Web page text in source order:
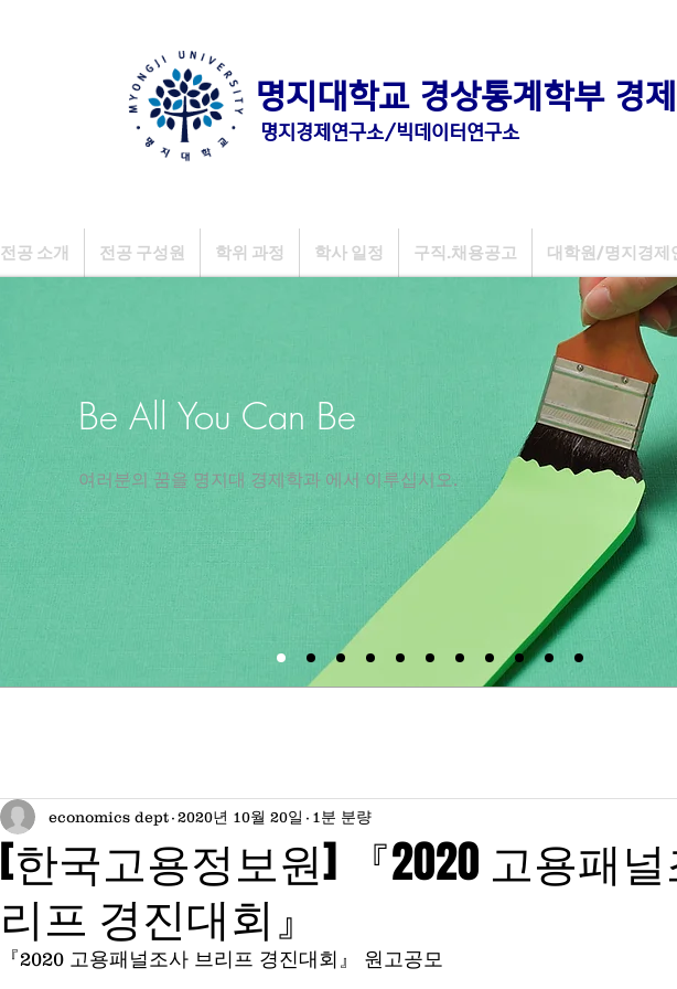
명지대학교 경상통계학부 경
명지경제연구소/빅데이터연구소
전공 소개 전공 구성원 학위 과정 학사 일정 구직.채용공고 대학원/명지경제
Be All You Can Be
​여러분의 꿈을 명지대 경제학과 에서 이루십시오.
[한국고용정보원] 『2020 고용패
리프 경진대회』
economics dept 2020년 10월 20일 1분 분량
『2020 고용패널조사 브리프 경진대회』 원고공모